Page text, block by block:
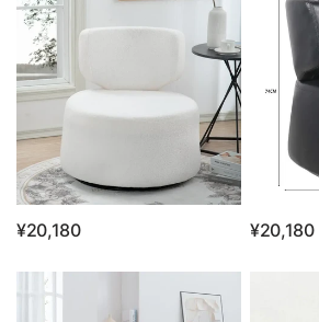
¥20,180 ¥20,180